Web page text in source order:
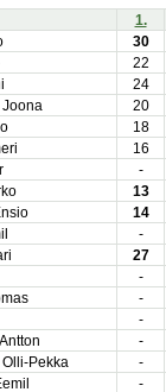
1.
30
22
24
20
18
16
-
13
14
-
27
-
-
-
-
Pekka
-
-